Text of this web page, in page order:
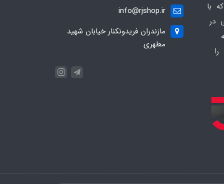
با
در
info@rjshop.ir
مازندران فریدونکنار خیابان شهید
مطهری